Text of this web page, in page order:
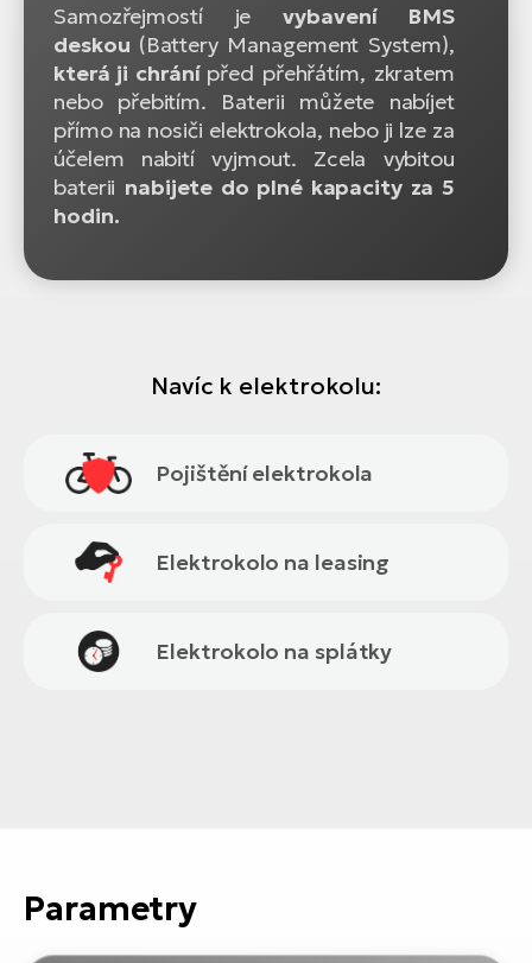
Samozřejmostí jevybavení BMS
deskou (Battery Management System),
která ji chrání před přehřátím, zkratem
nebo přebitím. Baterii můžete nabíjet
přímo na nosiči elektrokola, nebo ji lze za
účelem nabití vyjmout. Zcela vybitou
baterii nabijete do plné kapacity za 5
hodin.
Navíc k elektrokolu:
Pojištění elektrokola
Elektrokolo na leasing
Elektrokolo na splátky
Parametry